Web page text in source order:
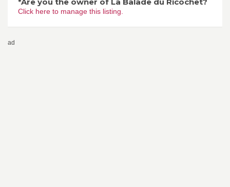
Click here to manage this listing.
ad